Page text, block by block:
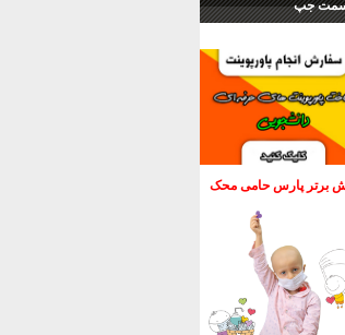
سمت جپ
برتر پارس حامی محک